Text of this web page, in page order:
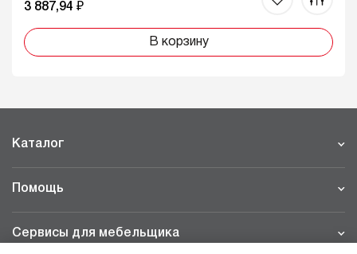
3 887,94 ₽
В корзину
Каталог
Помощь
Сервисы для мебельщика